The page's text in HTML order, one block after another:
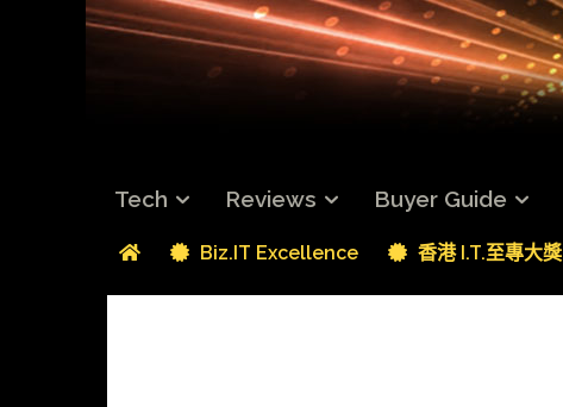
Tech Reviews Buyer Guide
Biz.IT Excellence 香港 I.T.至專大獎